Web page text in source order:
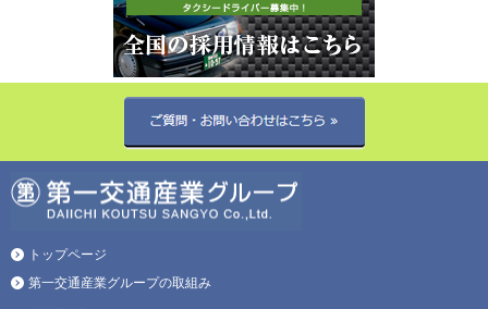
トップページ
第一交通産業グループの取組み